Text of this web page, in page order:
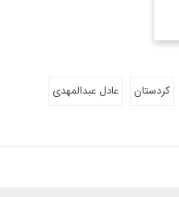
کردستان عادل عبدالمهدی